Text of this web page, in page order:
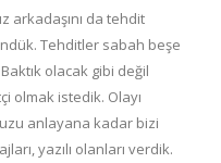
arkadaşını da tehdit
Tehditler sabah beşe
olacak gibi değil
olmak istedik. Olayı
anlayana kadar bizi
yazılı olanları verdik.